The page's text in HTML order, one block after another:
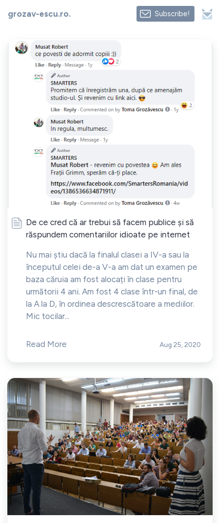
grozav-escu.ro. Subscribe!
De ce cred că ar trebui să facem publice și să
răspundem comentariilor idioate pe internet
Nu mai știu dacă la finalul clasei a IV-a sau la
începutul celei de-a V-a am dat un examen pe
baza căruia am fost alocați în clase pentru
următorii 4 ani. Am fost 4 clase într-un final, de
la A la D, în ordinea descrescătoare a mediilor.
Mic tocilar...
Read More Aug 25, 2020